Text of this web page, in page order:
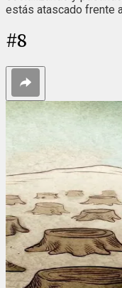
estás atascado frente
#8